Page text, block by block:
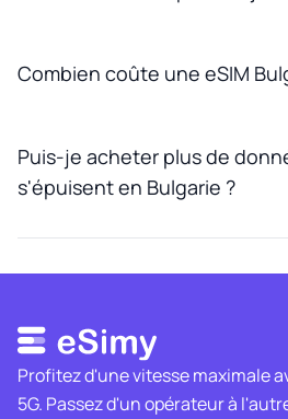
Combien coûte une eSIM
Puis-je acheter plus de
s'épuisent en Bulgarie ?
Profitez d'une vitesse maximale
5G. Passez d'un opérateur à